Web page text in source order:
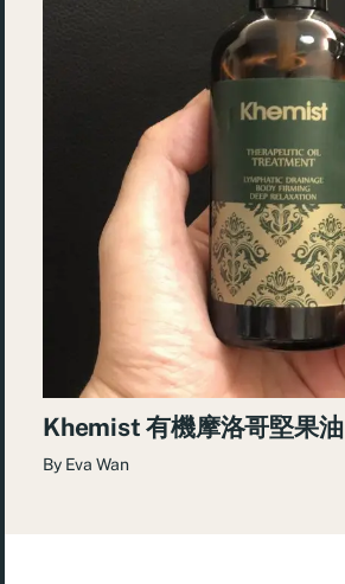
Khemist 有機摩洛哥堅果油
By Eva Wan